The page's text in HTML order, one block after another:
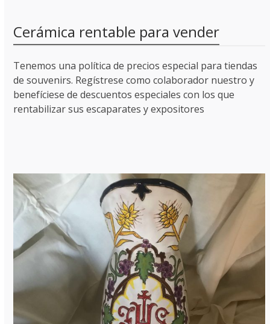
Cerámica rentable para vender
Tenemos una política de precios especial para tiendas
de souvenirs. Regístrese como colaborador nuestro y
benefíciese de descuentos especiales con los que
rentabilizar sus escaparates y expositores